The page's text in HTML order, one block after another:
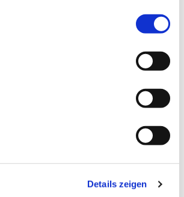
Details zeigen
interessieren